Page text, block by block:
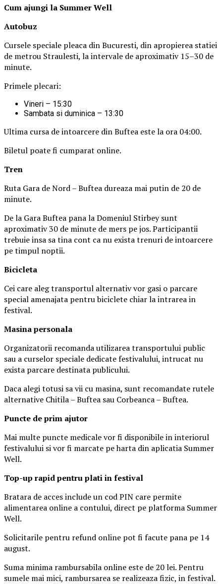
Cum ajungi la Summer Well
Autobuz
Cursele speciale pleaca din Bucuresti, din apropierea statiei
de metrou Straulesti, la intervale de aproximativ 15–30 de
minute.
Primele plecari:
Vineri – 15:30
Sambata si duminica – 13:30
Ultima cursa de intoarcere din Buftea este la ora 04:00.
Biletul poate fi cumparat online.
Tren
Ruta Gara de Nord – Buftea dureaza mai putin de 20 de
minute.
De la Gara Buftea pana la Domeniul Stirbey sunt
aproximativ 30 de minute de mers pe jos. Participantii
trebuie insa sa tina cont ca nu exista trenuri de intoarcere
pe timpul noptii.
Bicicleta
Cei care aleg transportul alternativ vor gasi o parcare
special amenajata pentru biciclete chiar la intrarea in
festival.
Masinapersonala
Organizatorii recomanda utilizarea transportului public
sau a curselor speciale dedicate festivalului, intrucat nu
exista parcare destinata publicului.
Daca alegi totusi sa vii cu masina, sunt recomandate rutele
alternative Chitila – Buftea sau Corbeanca – Buftea.
Puncte de prim ajutor
Mai multe puncte medicale vor fi disponibile in interiorul
festivalului si vor fi marcate pe harta din aplicatia Summer
Well.
Top-up rapid pentru plati in festival
Bratara de acces include un cod PIN care permite
alimentarea online a contului, direct pe platforma Summer
Well.
Solicitarile pentru refund online pot fi facute pana pe 14
august.
Suma minima rambursabila online este de 20 lei. Pentru
sumele mai mici, rambursarea se realizeaza fizic, in festival.